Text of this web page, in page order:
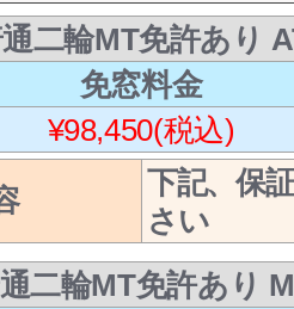
二輪MT免許あり
免窓料金
¥98,450(税込)
下記、保
さい
二輪MT免許あり